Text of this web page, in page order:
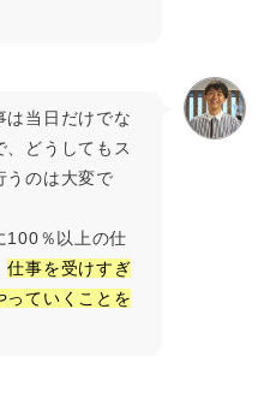
は当日だけでな
、どうしてもス
うのは大変で
100％以上の仕
仕事を受けすぎ
っていくことを